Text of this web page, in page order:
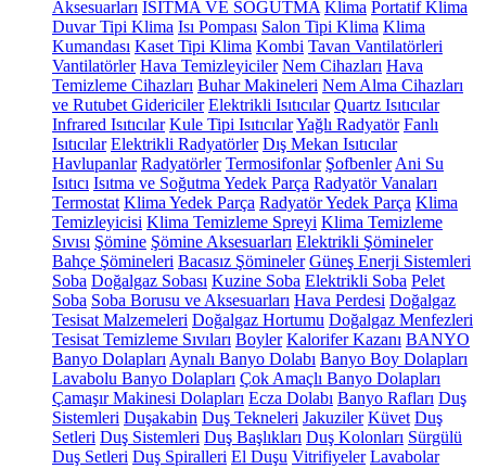
Aksesuarları ISITMA VE SOĞUTMA Klima Portatif Klima
Duvar Tipi Klima Isı Pompası Salon Tipi Klima Klima
Kumandası Kaset Tipi Klima Kombi Tavan Vantilatörleri
Vantilatörler Hava Temizleyiciler Nem Cihazları Hava
Temizleme Cihazları Buhar Makineleri Nem Alma Cihazları
ve Rutubet Gidericiler Elektrikli Isıtıcılar Quartz Isıtıcılar
Infrared Isıtıcılar Kule Tipi IsıtıcılarYağlı Radyatör Fanlı
Isıtıcılar Elektrikli Radyatörler Dış Mekan Isıtıcılar
Havlupanlar Radyatörler Termosifonlar Şofbenler Ani Su
Isıtıcı Isıtma ve Soğutma Yedek Parça Radyatör Vanaları
Termostat Klima Yedek Parça Radyatör Yedek Parça Klima
Temizleyicisi Klima Temizleme Spreyi Klima Temizleme
Sıvısı Şömine Şömine Aksesuarları Elektrikli Şömineler
Bahçe Şömineleri Bacasız Şömineler Güneş Enerji Sistemleri
Soba Doğalgaz Sobası Kuzine Soba Elektrikli Soba Pelet
Soba Soba Borusu ve Aksesuarları Hava Perdesi Doğalgaz
Tesisat Malzemeleri Doğalgaz Hortumu Doğalgaz Menfezleri
Tesisat Temizleme Sıvıları Boyler Kalorifer Kazanı BANYO
Banyo Dolapları Aynalı Banyo Dolabı Banyo Boy Dolapları
Lavabolu Banyo Dolapları Çok Amaçlı Banyo Dolapları
Çamaşır Makinesi Dolapları Ecza Dolabı Banyo Rafları Duş
Sistemleri Duşakabin Duş Tekneleri Jakuziler Küvet Duş
Setleri Duş Sistemleri Duş Başlıkları Duş Kolonları Sürgülü
Duş Setleri Duş Spiralleri El Duşu Vitrifiyeler Lavabolar